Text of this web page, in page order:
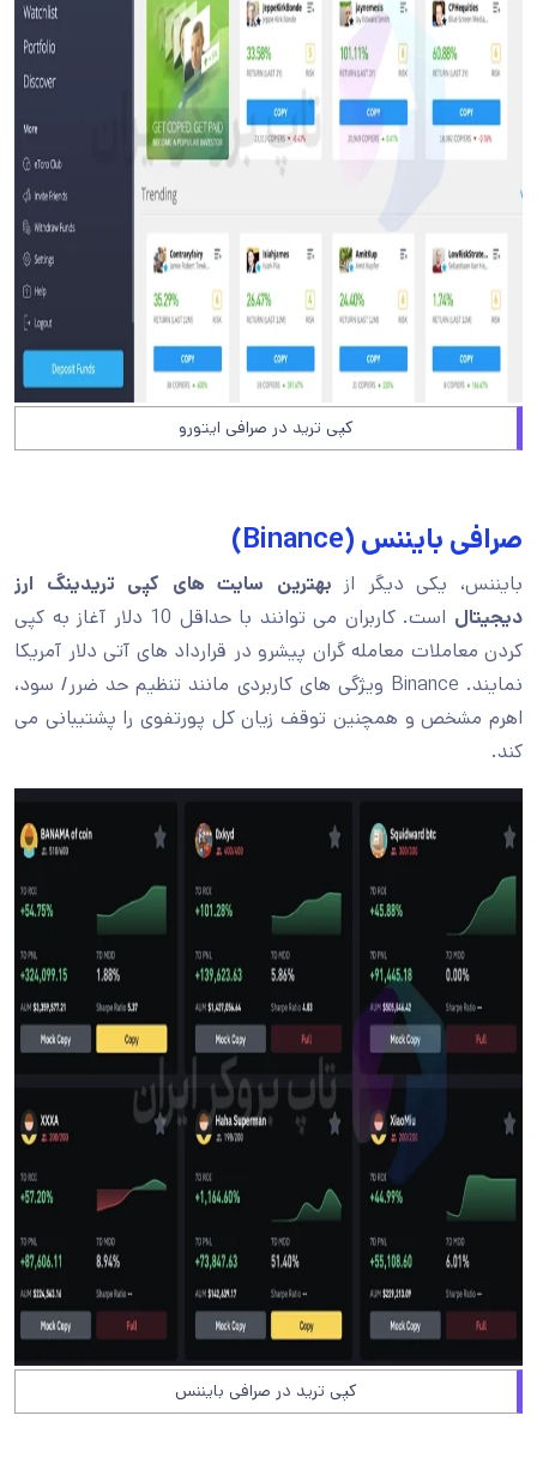
کپی ترید در صرافی ایتورو
صرافی بایننس (Binance)
بایننس، یکی دیگر از بهترین سایت های کپی تریدینگ ارز
دیجیتال
است. کاربران می توانند با حداقل 10 دلار آغاز به کپی
کردن معاملات معامله گران پیشرو در قرارداد های آتی دلار آمریکا
نمایند. Binance ویژگی های کاربردی مانند تنظیم حد ضرر/ سود،
اهرم مشخص و همچنین توقف زیان کل پورتفوی را پشتیبانی می
کند.
کپی ترید در صرافی بایننس